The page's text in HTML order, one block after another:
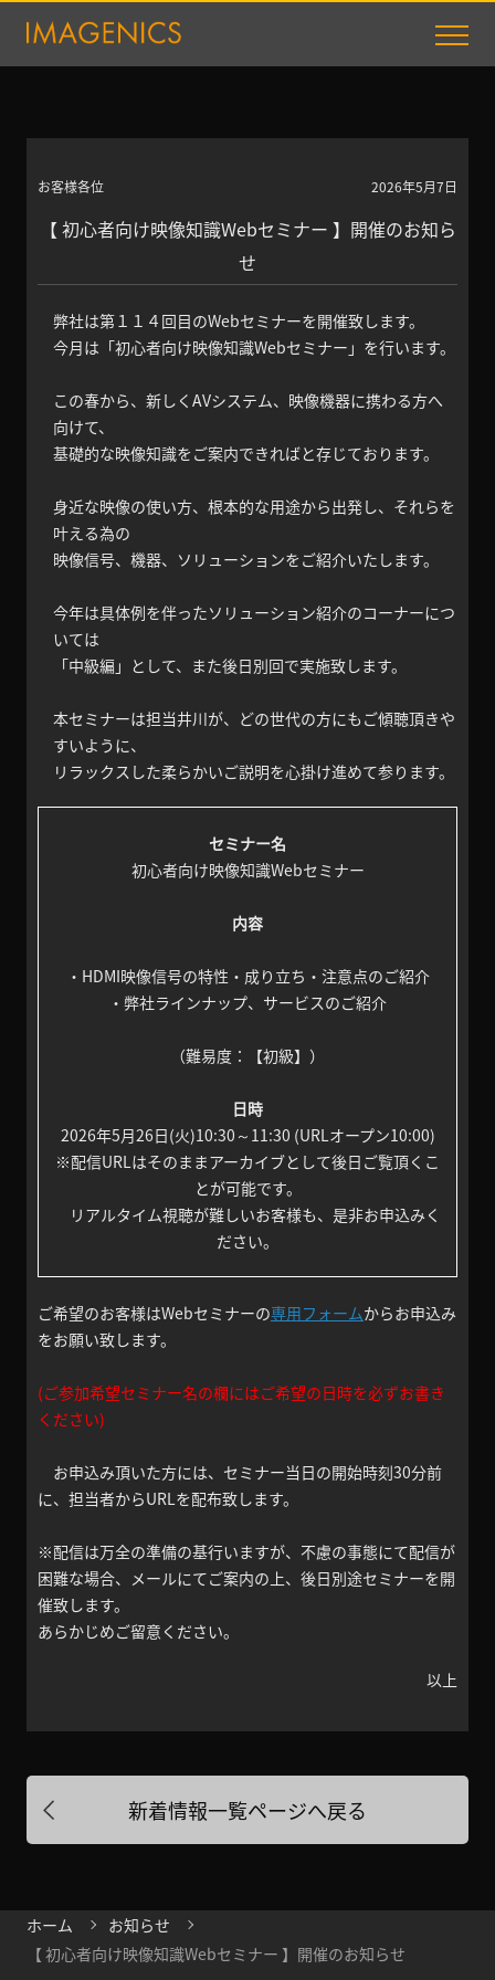
お客様各位 2026年5月7日
【 初心者向け映像知識Webセミナー 】開催のお知ら
せ
弊社は第１１４回目のWebセミナーを開催致します。
今月は「初心者向け映像知識Webセミナー」を行います。
この春から、新しくAVシステム、映像機器に携わる方へ
向けて、
基礎的な映像知識をご案内できればと存じております。
身近な映像の使い方、根本的な用途から出発し、それらを
叶える為の
映像信号、機器、ソリューションをご紹介いたします。
今年は具体例を伴ったソリューション紹介のコーナーにつ
いては
「中級編」として、また後日別回で実施致します。
本セミナーは担当井川が、どの世代の方にもご傾聴頂きや
すいように、
リラックスした柔らかいご説明を心掛け進めて参ります。
セミナー名
初心者向け映像知識Webセミナー
内容
・HDMI映像信号の特性・成り立ち・注意点のご紹介
・弊社ラインナップ、サービスのご紹介
（難易度：【初級】）
日時
2026年5月26日(火)10:30～11:30 (URLオープン10:00)
※配信URLはそのままアーカイブとして後日ご覧頂くこ
とが可能です。
リアルタイム視聴が難しいお客様も、是非お申込みく
ださい。
ご希望のお客様はWebセミナーの専用フォームからお申込み
をお願い致します。
(ご参加希望セミナー名の欄にはご希望の日時を必ずお書き
ください)
お申込み頂いた方には、セミナー当日の開始時刻30分前
に、担当者からURLを配布致します。
※配信は万全の準備の基行いますが、不慮の事態にて配信が
困難な場合、メールにてご案内の上、後日別途セミナーを開
催致します。
あらかじめご留意ください。
以上
新着情報一覧ページへ戻る
ホーム
お知らせ
【 初心者向け映像知識Webセミナー 】開催のお知らせ